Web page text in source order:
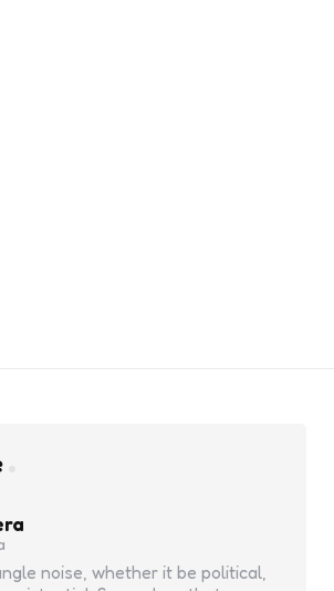
noise, whether it be political,